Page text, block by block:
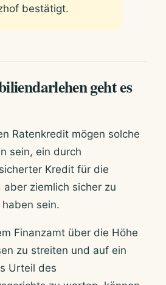
bestätigt.
geht es
Ratenkredit mögen solche
sein, ein durch
Kredit für die
ziemlich sicher zu
sein.
Finanzamt über die Höhe
zu streiten und auf ein
Urteil des